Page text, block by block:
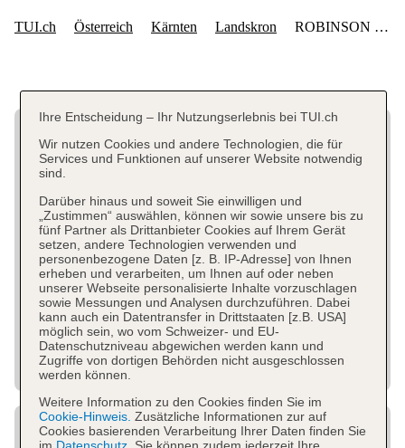
Ihre Entscheidung – Ihr Nutzungserlebnis bei TUI.ch
Wir nutzen Cookies und andere Technologien, die für
Services und Funktionen auf unserer Website notwendig
sind.
Darüber hinaus und soweit Sie einwilligen und
„Zustimmen“ auswählen, können wir sowie unsere bis zu
fünf Partner als Drittanbieter Cookies auf Ihrem Gerät
setzen, andere Technologien verwenden und
personenbezogene Daten [z. B. IP-Adresse] von Ihnen
erheben und verarbeiten, um Ihnen auf oder neben
unserer Webseite personalisierte Inhalte vorzuschlagen
sowie Messungen und Analysen durchzuführen. Dabei
kann auch ein Datentransfer in Drittstaaten [z.B. USA]
möglich sein, wo vom Schweizer- und EU-
Datenschutzniveau abgewichen werden kann und
Zugriffe von dortigen Behörden nicht ausgeschlossen
werden können.
Weitere Information zu den Cookies finden Sie im
Cookie-Hinweis. Zusätzliche Informationen zur auf
Cookies basierenden Verarbeitung Ihrer Daten finden Sie